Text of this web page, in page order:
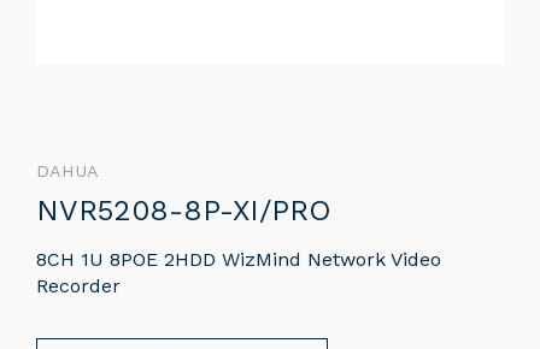
DAHUA
NVR5208-8P-XI/PRO
8CH 1U 8POE 2HDD WizMind Network Video
Recorder